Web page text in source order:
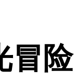
冒险